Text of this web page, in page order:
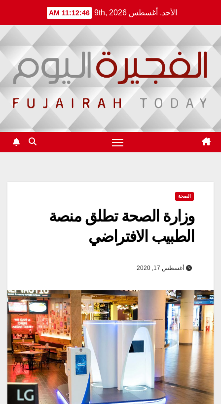
content
الأحد. أغسطس 9th, 2026 11:12:47 AM
الصحة
وزارة الصحة تطلق منصة
الطبيب الافتراضي
أغسطس 17, 2020